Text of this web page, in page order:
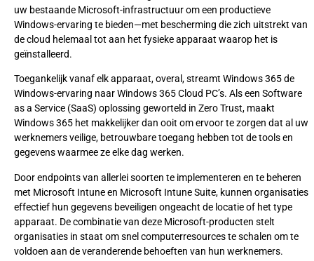
uw bestaande Microsoft-infrastructuur om een productieve
Windows-ervaring te bieden—met bescherming die zich uitstrekt van
de cloud helemaal tot aan het fysieke apparaat waarop het is
geïnstalleerd.
Toegankelijk vanaf elk apparaat, overal, streamt Windows 365 de
Windows-ervaring naar Windows 365 Cloud PC’s. Als een Software
as a Service (SaaS) oplossing geworteld in Zero Trust, maakt
Windows 365 het makkelijker dan ooit om ervoor te zorgen dat al uw
werknemers veilige, betrouwbare toegang hebben tot de tools en
gegevens waarmee ze elke dag werken.
Door endpoints van allerlei soorten te implementeren en te beheren
met Microsoft Intune en Microsoft Intune Suite, kunnen organisaties
effectief hun gegevens beveiligen ongeacht de locatie of het type
apparaat. De combinatie van deze Microsoft-producten stelt
organisaties in staat om snel computerresources te schalen om te
voldoen aan de veranderende behoeften van hun werknemers.